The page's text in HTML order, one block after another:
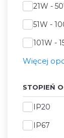
21W -
51W -
101W -
Więcej
STOPIEŃ
Stopień
IP20
IP67